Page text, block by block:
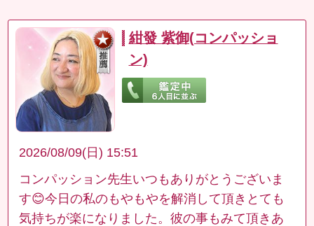
紺發 紫御(コンパッショ
ン)
2026/08/09(日) 15:51
コンパッション先生いつもありがとうございま
す😊今日の私のもやもやを解消して頂きとても
気持ちが楽になりました。彼の事もみて頂きあ